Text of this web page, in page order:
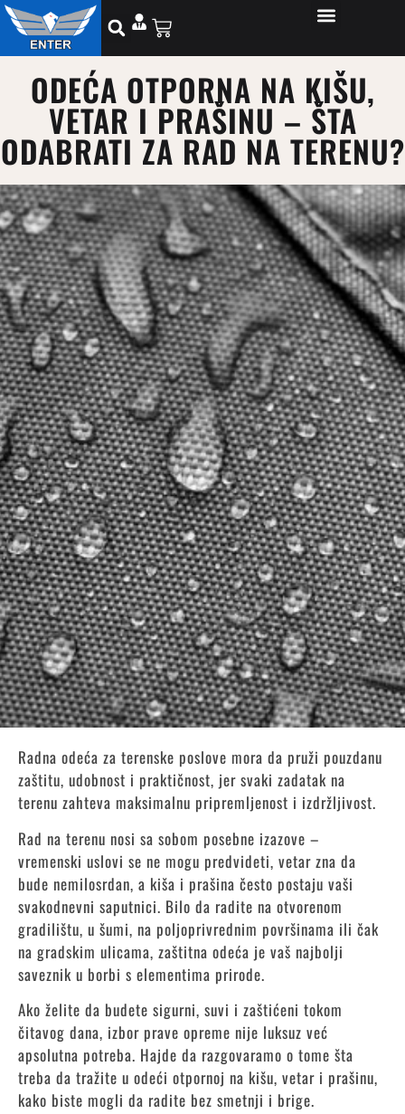
ODEĆA OTPORNA NA KIŠU,
VETAR I PRAŠINU – ŠTA
ODABRATI ZA RAD NA TERENU?
Radna odeća za terenske poslove mora da pruži pouzdanu
zaštitu, udobnost i praktičnost, jer svaki zadatak na
terenu zahteva maksimalnu pripremljenost i izdržljivost.
Rad na terenu nosi sa sobom posebne izazove –
vremenski uslovi se ne mogu predvideti, vetar zna da
bude nemilosrdan, a kiša i prašina često postaju vaši
svakodnevni saputnici. Bilo da radite na otvorenom
gradilištu, u šumi, na poljoprivrednim površinama ili čak
na gradskim ulicama, zaštitna odeća je vaš najbolji
saveznik u borbi s elementima prirode.
Ako želite da budete sigurni, suvi i zaštićeni tokom
čitavog dana, izbor prave opreme nije luksuz već
apsolutna potreba. Hajde da razgovaramo o tome šta
treba da tražite u odeći otpornoj na kišu, vetar i prašinu,
kako biste mogli da radite bez smetnji i brige.